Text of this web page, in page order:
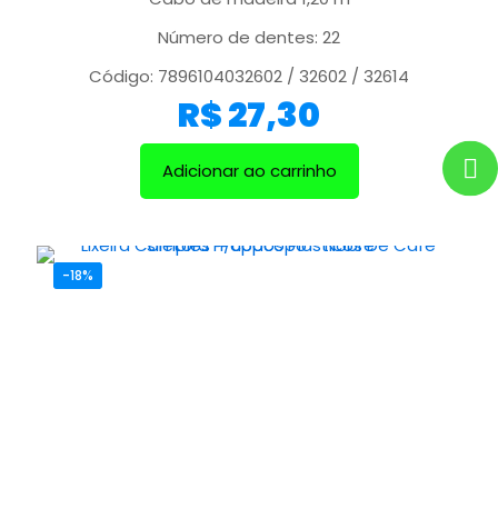
Número de dentes: 22
Código: 7896104032602 / 32602 / 32614
R$27,30
Adicionar ao carrinho
-18%